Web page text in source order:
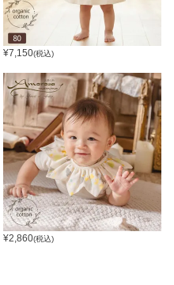
¥7,150(税込)
¥2,860(税込)